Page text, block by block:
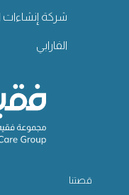
شركة إنشاءات
الفارابي
قصتنا